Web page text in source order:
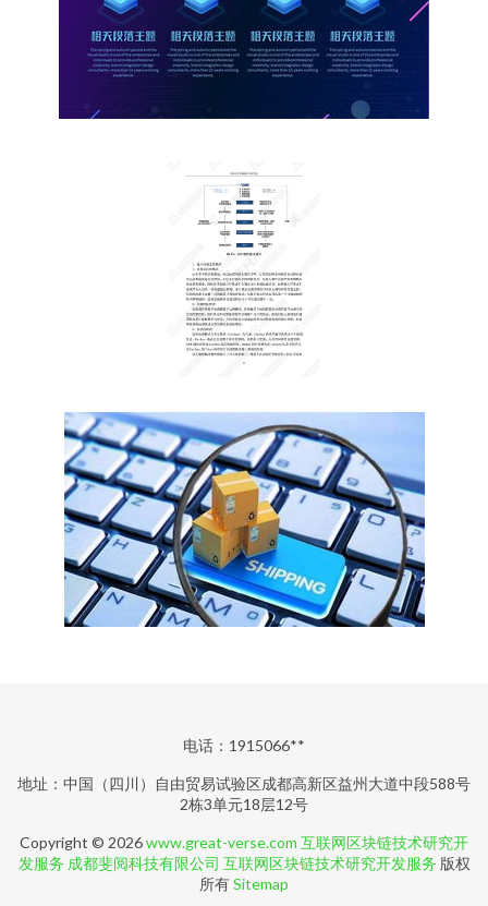
电话：1915066**
地址：中国（四川）自由贸易试验区成都高新区益州大道中段588号
2栋3单元18层12号
Copyright © 2026www.great-verse.com 互联网区块链技术研究开
发服务 成都斐阅科技有限公司 互联网区块链技术研究开发服务 版权
所有Sitemap